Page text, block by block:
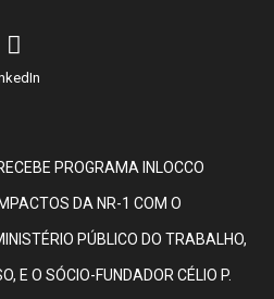
PROGRAMA INLOCCO
DA NR-1 COM O
PÚBLICO DO TRABALHO,
E O SÓCIO-FUNDADOR CÉLIO P.